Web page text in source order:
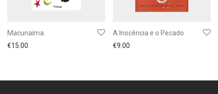
Macunaíma
€15.00
A Inocência e o Pecado
€9.00